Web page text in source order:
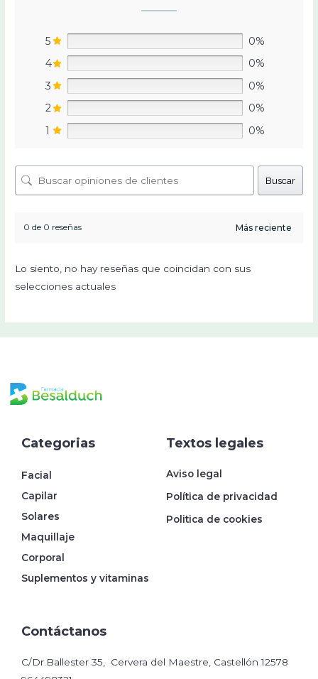
5
0%
4
0%
3
0%
2
0%
1
0%
Buscar
0 de 0 reseñas
Lo siento, no hay reseñas que coincidan con sus
selecciones actuales
Categorias
Facial
Capilar
Solares
Maquillaje
Corporal
Suplementos y vitaminas
Textos legales
Aviso legal
Política de privacidad
Politica de cookies
Contáctanos
C/Dr.Ballester 35, Cervera del Maestre, Castellón 12578